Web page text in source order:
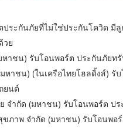
ะกันภัยที่ไม่ใช่ประกันโควิด มี
วย
าชน) รับโอนพอร์ต ประกันภัยท
าชน) (ในเครือไทยโฮลดิ้งส์)
ยนต์
จำกัด (มหาชน) รับโอนพอร์ต ป
ภาพ จำกัด (มหาชน) รับโอนพอ